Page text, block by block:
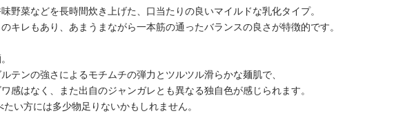
野菜などを長時間炊き上げた、口当たりの良いマイルドな乳化タイプ。
キレもあり、あまうまながら一本筋の通ったバランスの良さが特徴的です。
テンの強さによるモチムチの弾力とツルツル滑らかな麺肌で、
感はなく、また出自のジャンガレとも異なる独自色が感じられます。
い方には多少物足りないかもしれません。